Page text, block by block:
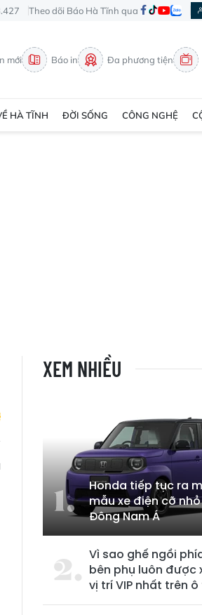
Theo dõi Báo Hà Tĩnh qua
mới Báo in Đa phương tiện
HÀ TĨNH ĐỜI SỐNG CÔNG NGHỆ
XEM NHIỀU
Honda tiếp tục ra
mẫu xe điện cỡ
Đông Nam Á
Vì sao ghế ngồi
bên phụ luôn được
vị trí VIP nhất trên ô